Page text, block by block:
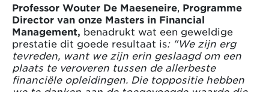
Professor Wouter De Maeseneire Programme
Director van onze Masters in Financial
Management, benadrukt wat een geweldige
prestatie dit goede resultaat is: "We zijn erg
tevreden, want we zijn erin geslaagd om een
plaats te veroveren tussen de allerbeste
financiële opleidingen. Die toppositie hebben